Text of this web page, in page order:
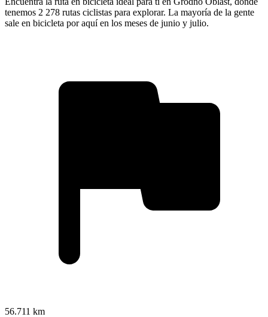
tenemos 2 278 rutas ciclistas para explorar. La mayoría de la gente
sale en bicicleta por aquí en los meses de junio y julio.
56.711 km